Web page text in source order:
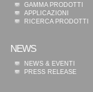
GAMMA PRODOTTI
APPLICAZIONI
RICERCA PRODOTTI
NEWS
NEWS & EVENTI
PRESS RELEASE